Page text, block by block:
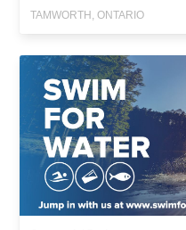
TAMWORTH, ONTARIO